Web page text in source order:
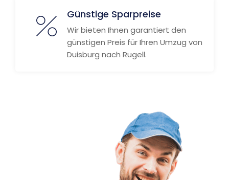
Günstige Sparpreise
Wir bieten Ihnen garantiert den
günstigen Preis für Ihren Umzug von
Duisburg nach Rugell.